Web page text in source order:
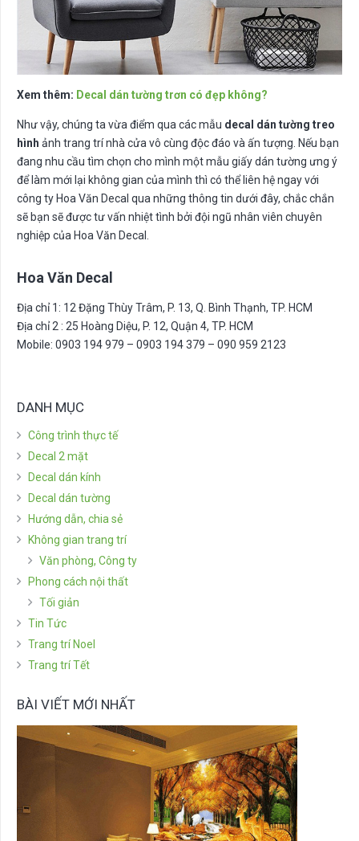
Xem thêm: Decal dán tường trơn có đẹp không?
Như vậy, chúng ta vừa điểm qua các mẫu decal dán tường treo
hình ảnh trang trí nhà cửa vô cùng độc đáo và ấn tượng. Nếu bạn
đang nhu cầu tìm chọn cho mình một mẫu giấy dán tường ưng ý
để làm mới lại không gian của mình thì có thể liên hệ ngay với
công ty Hoa Văn Decal qua những thông tin dưới đây, chắc chắn
sẽ bạn sẽ được tư vấn nhiệt tình bởi đội ngũ nhân viên chuyên
nghiệp của Hoa Văn Decal.
Hoa Văn Decal
Địa chỉ 1: 12 Đặng Thùy Trâm, P. 13, Q. Bình Thạnh, TP. HCM
Địa chỉ 2 : 25 Hoàng Diệu, P. 12, Quận 4, TP. HCM
Mobile: 0903 194 979 – 0903 194 379 – 090 959 2123
DANH MỤC
Công trình thực tế
Decal 2 mặt
Decal dán kính
Decal dán tường
Hướng dẫn, chia sẻ
Không gian trang trí
Văn phòng, Công ty
Phong cách nội thất
Tối giản
Tin Tức
Trang trí Noel
Trang trí Tết
BÀI VIẾT MỚI NHẤT